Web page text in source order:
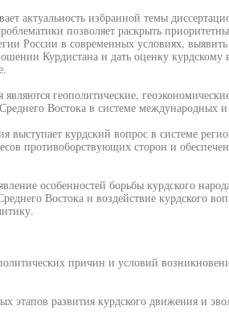
актуальность избранной темы
позволяет раскрыть
России в современных условиях,
Курдистана и дать оценку курдскому
являются геополитические,
Востока в системе международных
выступает курдский вопрос в системе
противоборствующих сторон и
особенностей борьбы курдского
Востока и воздействие курдского
причин и условий
этапов развития курдского движения и